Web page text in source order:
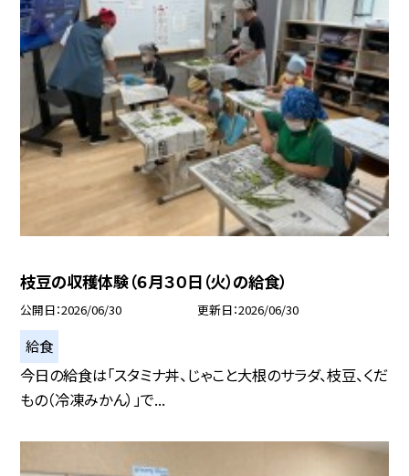
枝豆の収穫体験（６月３０日（火）の給食）
公開日 2026/06/30 更新日 2026/06/30
給食
今日の給食は「スタミナ丼、じゃこと大根のサラダ、枝豆、くだ
もの（冷凍みかん）」で...